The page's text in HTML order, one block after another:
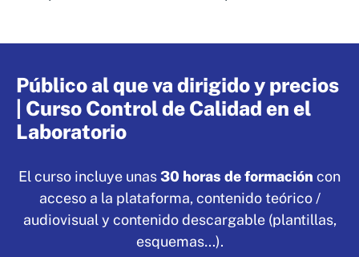
Público al que va dirigido y precios
| Curso Control de Calidad en el
Laboratorio
El curso incluye unas30 horas de formación con
acceso a la plataforma, contenido teórico /
audiovisual y contenido descargable (plantillas,
esquemas…).